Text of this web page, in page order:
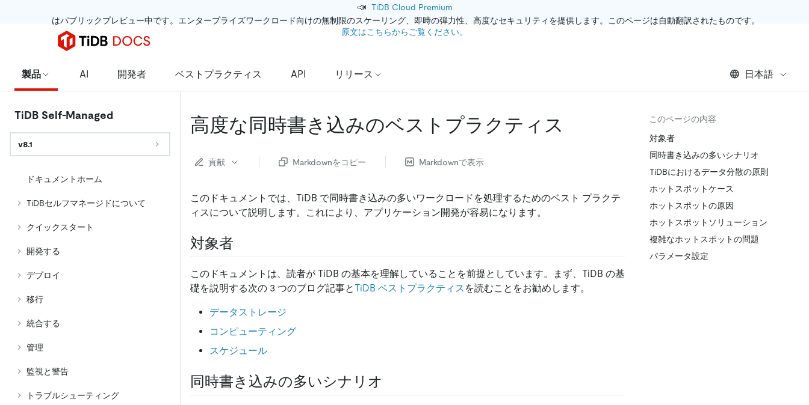
📣 TiDB Cloud Premium
はパブリックプレビュー中です。エンタープライズワークロード向けの無制限のスケーリング、即時の弾力性、高度なセキュリティを提供します。このページは自動翻訳されたものです。
原文はこちらからご覧ください。
製品 AI 開発者 ベストプラクティス API リリース 日本語
TiDB Self-Managed
v8.1
ドキュメントホーム
TiDBセルフマネージドについて
クイックスタート
開発する
デプロイ
移行
統合する
管理
監視と警告
トラブルシューティング
高度な同時書き込みのベストプラクティス
貢献 Markdownをコピー Markdownで表示
このドキュメントでは、TiDB で同時書き込みの多いワークロードを処理するためのベスト プラクテ
ィスについて説明します。これにより、アプリケーション開発が容易になります。
対象者
このドキュメントは、読者が TiDB の基本を理解していることを前提としています。まず、TiDB の基
礎を説明する次の 3 つのブログ記事とTiDB ベストプラクティス を読むことをお勧めします。
データストレージ
コンピューティング
スケジュール
同時書き込みの多いシナリオ
このページの内容
対象者
同時書き込みの多いシナリオ
TiDBにおけるデータ分散の原則
ホットスポットケース
ホットスポットの原因
ホットスポットソリューション
複雑なホットスポットの問題
パラメータ設定